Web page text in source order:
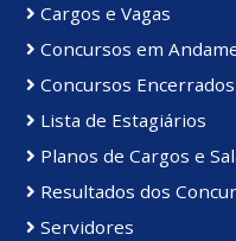
Cargos e Vagas
Concursos em
Concursos
Lista de Estagiários
Planos de Cargos e
Resultados dos
Servidores